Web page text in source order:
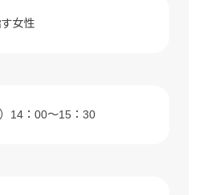
女性
14：00～15：30